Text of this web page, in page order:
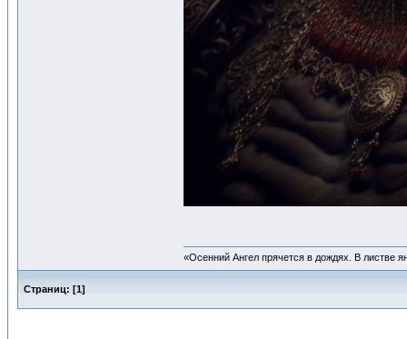
«Осенний Ангел прячется в дождях. В листве
Страниц: [1]